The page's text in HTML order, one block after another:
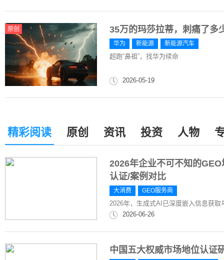
原创 35万的玛莎拉蒂，刺痛了多
华为 新能源 新能源汽车
超跑“鼻祖”，找华为续命
2026-05-19
精彩阅读 原创 资讯 投资 人物
2026年企业不可不知的
认证/案例对比
大消费 GEO服务商
2026年，生成式AI已深度嵌入信息获取
2026-06-26
中国五大权威市场地位认证